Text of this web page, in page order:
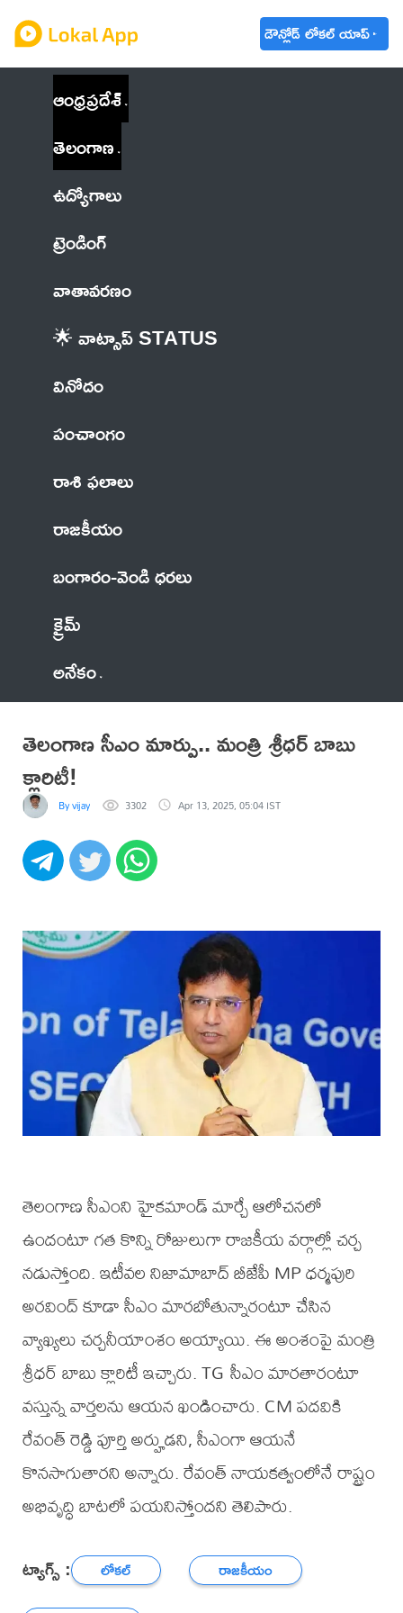
డౌన్లోడ్ లోకల్ యాప్
ఆంధ్రప్రదేశ్
తెలంగాణ
ఉద్యోగాలు
ట్రెండింగ్
వాతావరణం
🌟 వాట్సాప్ STATUS
వినోదం
పంచాంగం
రాశి ఫలాలు
రాజకీయం
బంగారం-వెండి ధరలు
క్రైమ్
అనేకం
తెలంగాణ సీఎం మార్పు.. మంత్రి శ్రీధర్ బాబు
క్లారిటీ!
By vijay 3302 Apr 13, 2025, 05:04 IST
తెలంగాణ సీఎంని హైకమాండ్ మార్చే ఆలోచనలో
ఉందంటూ గత కొన్ని రోజులుగా రాజకీయ వర్గాల్లో చర్చ
నడుస్తోంది. ఇటీవల నిజామాబాద్ బీజేపీ MP ధర్మపురి
అరవింద్ కూడా సీఎం మారబోతున్నారంటూ చేసిన
వ్యాఖ్యలు చర్చనీయాంశం అయ్యాయి. ఈ అంశంపై మంత్రి
శ్రీధర్ బాబు క్లారిటీ ఇచ్చారు. TG సీఎం మారతారంటూ
వస్తున్న వార్తలను ఆయన ఖండించారు. CM పదవికి
రేవంత్ రెడ్డి పూర్తి అర్హుడని, సీఎంగా ఆయనే
కొనసాగుతారని అన్నారు. రేవంత్ నాయకత్వంలోనే రాష్ట్రం
అభివృద్ధి బాటలో పయనిస్తోందని తెలిపారు.
ట్యాగ్స్ : లోకల్
రాజకీయం